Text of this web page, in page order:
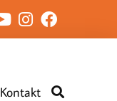
Kontakt